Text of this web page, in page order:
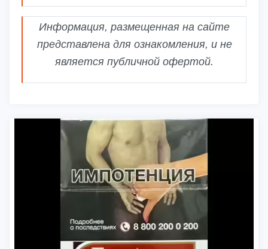
Информация, размещенная на сайте
представлена для ознакомления, и не
является публичной офертой.